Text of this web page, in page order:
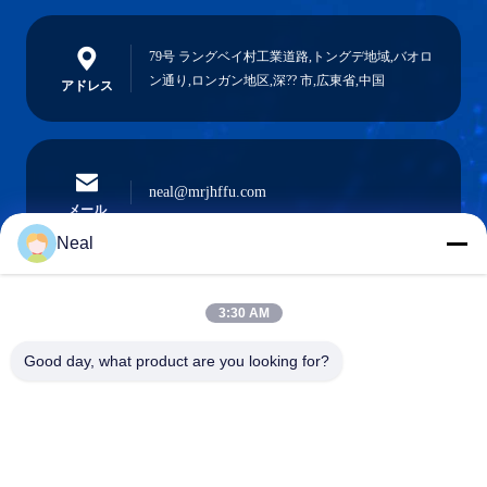
アドレス
79号 ラングベイ村工業道路,トングデ地域,バオロ
ン通り,ロンガン地区,深?? 市,広東省,中国
メール
neal@mrjhffu.com
0086-18902486836
Neal
3:30 AM
Good day, what product are you looking for?